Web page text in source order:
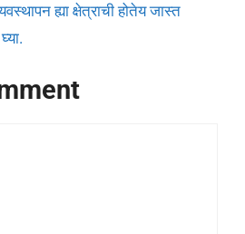
ह्या क्षेत्राची होतेय जास्त